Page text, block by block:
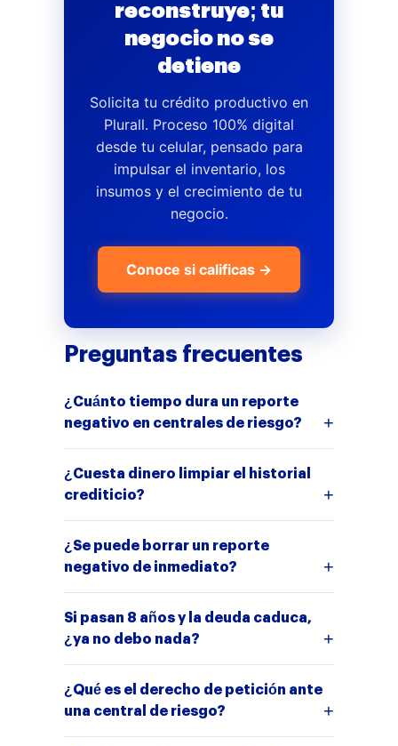
reconstruye; tu
negocio no se
detiene
Solicita tu crédito productivo en
Plurall. Proceso 100% digital
desde tu celular, pensado para
impulsar el inventario, los
insumos y el crecimiento de tu
negocio.
Conoce si calificas →
Preguntas frecuentes
¿Cuánto tiempo dura un reporte
negativo en centrales de riesgo?
¿Cuesta dinero limpiar el historial
crediticio?
¿Se puede borrar un reporte
negativo de inmediato?
Si pasan 8 años y la deuda caduca,
¿ya no debo nada?
¿Qué es el derecho de petición ante
una central de riesgo?